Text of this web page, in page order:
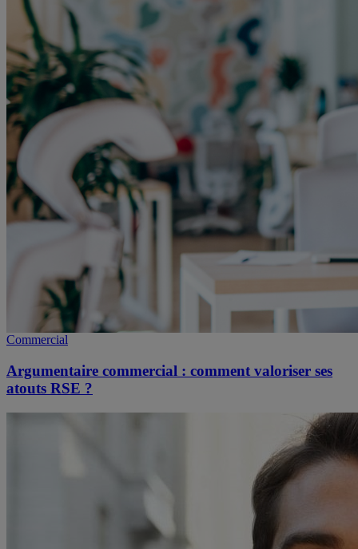
Commercial
Argumentaire commercial : comment valoriser ses
atouts RSE ?